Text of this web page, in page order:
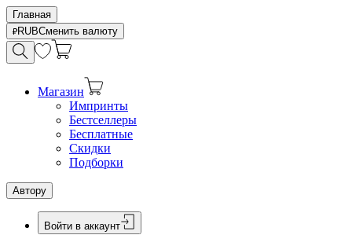
Главная
RUBСменить валюту
Магазин
Импринты
Бестселлеры
Бесплатные
Скидки
Подборки
Автору
Войти в аккаунт